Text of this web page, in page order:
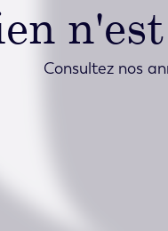
Consultez nos